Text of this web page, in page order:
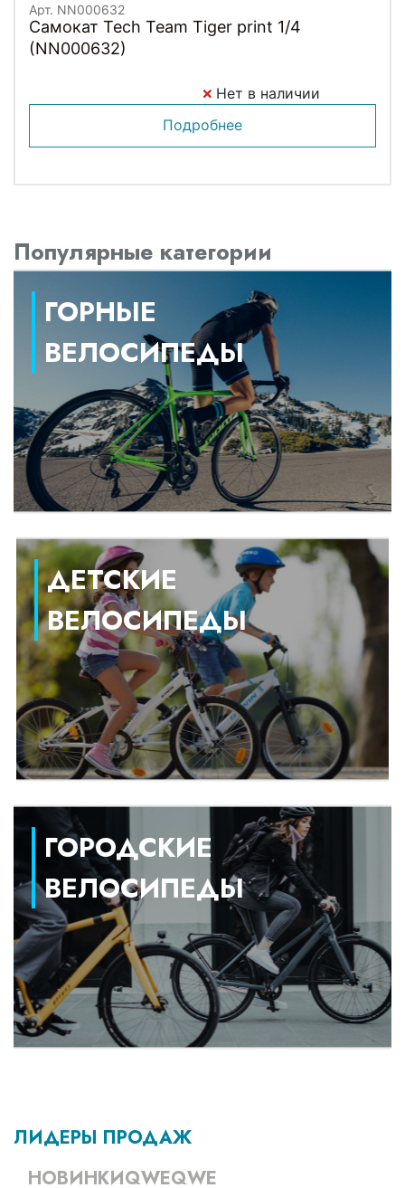
Арт. NN000632
Самокат Tech Team Tiger print 1/4
(NN000632)
Нет в наличии
Подробнее
Популярные категории
ГОРНЫЕ
ВЕЛОСИПЕДЫ
ДЕТСКИЕ
ВЕЛОСИПЕДЫ
ГОРОДСКИЕ
ВЕЛОСИПЕДЫ
ЛИДЕРЫ ПРОДАЖ
НОВИНКИQWEQWE